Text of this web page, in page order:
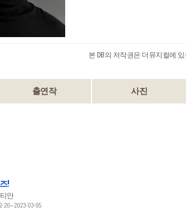
본 DB의 저작권은 더뮤지컬에
출연작 사진
!
안
20~2023-03-05